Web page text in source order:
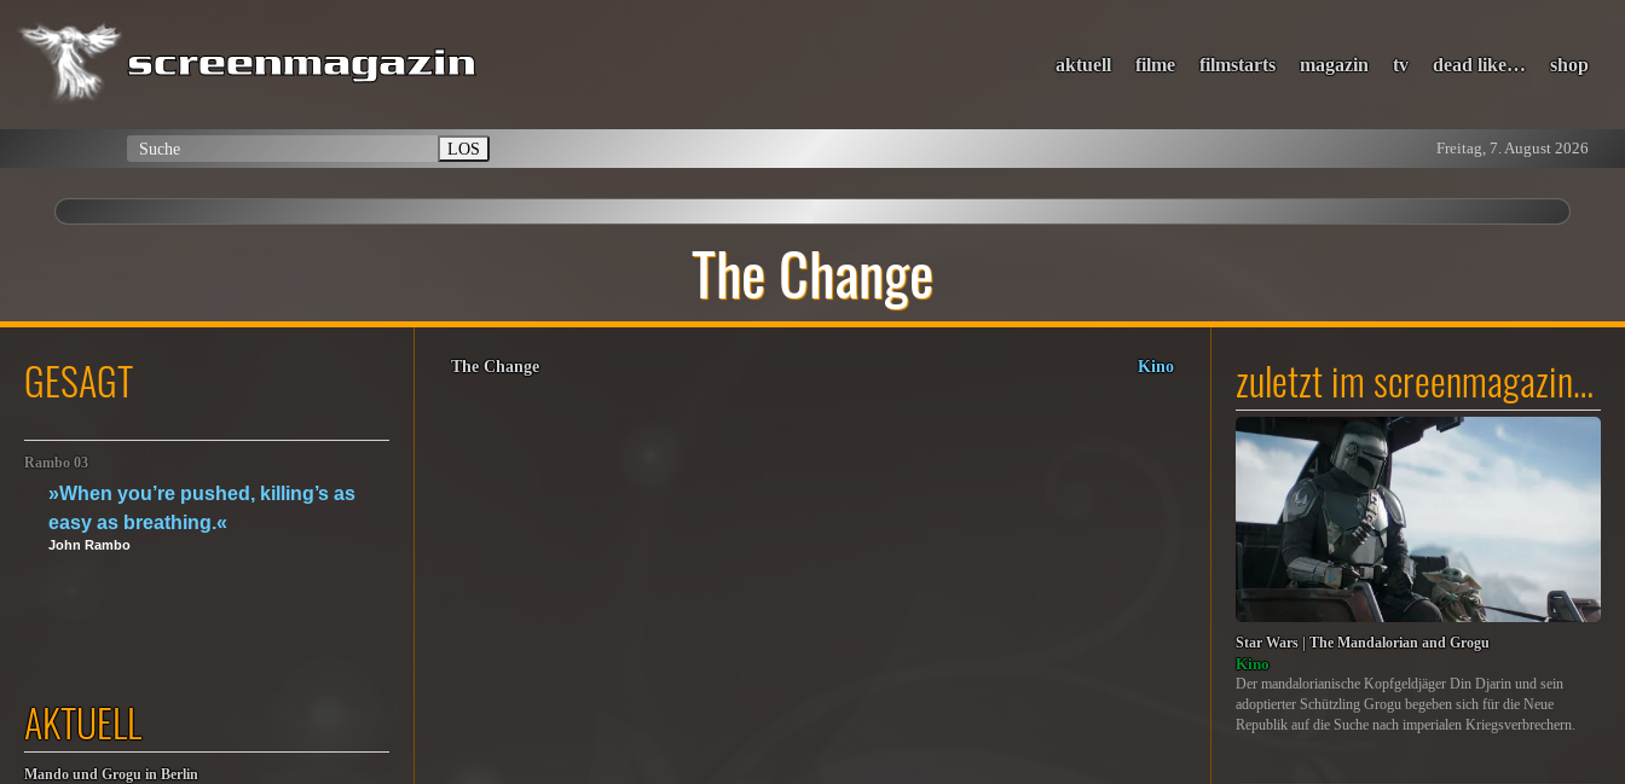
aktuell filme filmstarts magazin tv dead like… shop
LOS Freitag, 7. August 2026
The Change
The Change Kino
GESAGT
Rambo 03
»When you’re pushed, killing’s as
easy as breathing.«
John Rambo
AKTUELL
Mando und Grogu in Berlin
zuletzt im screenmagazin…
Star Wars | The Mandalorian and Grogu
Kino
Der mandalorianische Kopfgeldjäger Din Djarin und sein
adoptierter Schützling Grogu begeben sich für die Neue
Republik auf die Suche nach imperialen Kriegsverbrechern.